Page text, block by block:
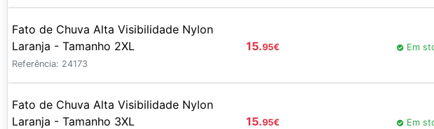
Fato de Chuva Alta Visibilidade Nylon
Laranja - Tamanho 2XL
Referência: 24173
15.95€ Em
Fato de Chuva Alta Visibilidade Nylon
Laranja - Tamanho 3XL
15.95€ Em